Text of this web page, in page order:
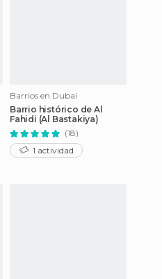
Barrios en Dubai
Barrio histórico de Al
Fahidi (Al Bastakiya)
(18)
1 actividad